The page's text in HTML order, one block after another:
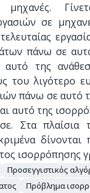
σε
πάνω σε
αυτό της
του λιγότερο
πάνω σε αυτό
αυτό της
Στα πλαίσια
δίνονται
ισορρόπησης
Προσεγγιστικός
Πρόβλημα